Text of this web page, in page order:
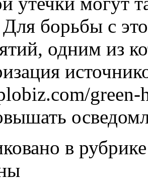
борьбы с
одним из
green-
в